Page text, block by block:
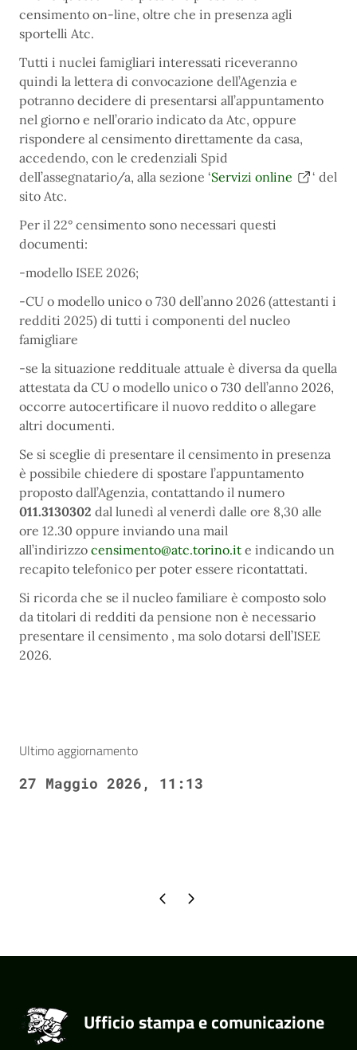
censimento on-line, oltre che in presenza agli
sportelli Atc.
Tutti i nuclei famigliari interessati riceveranno
quindi la lettera di convocazione dell’Agenzia e
potranno decidere di presentarsi all’appuntamento
nel giorno e nell’orario indicato da Atc, oppure
rispondere al censimento direttamente da casa,
accedendo, con le credenziali Spid
dell’assegnatario/a, alla sezione ‘Servizi online
‘ del
sito Atc.
Per il 22° censimento sono necessari questi
documenti:
-modello ISEE 2026;
-CU o modello unico o 730 dell’anno 2026 (attestanti i
redditi 2025) di tutti i componenti del nucleo
famigliare
-se la situazione reddituale attuale è diversa da quella
attestata da CU o modello unico o 730 dell’anno 2026,
occorre autocertificare il nuovo reddito o allegare
altri documenti.
Se si sceglie di presentare il censimento in presenza
è possibile chiedere di spostare l’appuntamento
proposto dall’Agenzia, contattando il numero
011.3130302 dal lunedì al venerdì dalle ore 8,30 alle
ore 12.30 oppure inviando una mail
all’indirizzo censimento@atc.torino.it e indicando un
recapito telefonico per poter essere ricontattati.
Si ricorda che se il nucleo familiare è composto solo
da titolari di redditi da pensione non è necessario
presentare il censimento , ma solo dotarsi dell’ISEE
2026.
Ultimo aggiornamento
27 Maggio 2026, 11:13
Pagina precedente
Pagina successiva
Ufficio stampa e comunicazione